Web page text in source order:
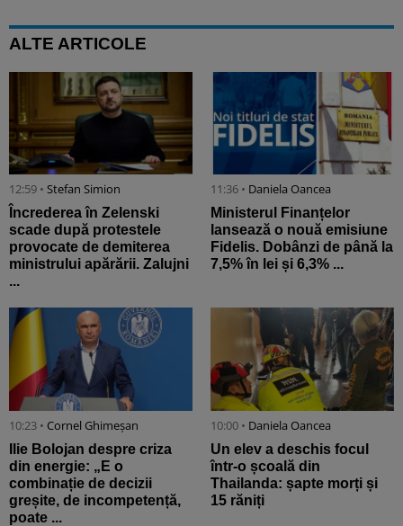
ALTE ARTICOLE
12:59 • Stefan Simion
Încrederea în Zelenski
scade după protestele
provocate de demiterea
ministrului apărării. Zalujni
...
11:36 • Daniela Oancea
Ministerul Finanțelor
lansează o nouă emisiune
Fidelis. Dobânzi de până la
7,5% în lei și 6,3% ...
10:23 • Cornel Ghimeșan
Ilie Bolojan despre criza
din energie: „E o
combinație de decizii
greșite, de incompetență,
poate ...
10:00 • Daniela Oancea
Un elev a deschis focul
într-o școală din
Thailanda: șapte morți și
15 răniți